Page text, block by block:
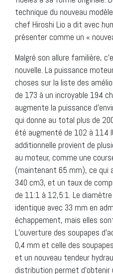
technique du nouveau
chef Hiroshi Lio a dit avec
présenter comme un «
Malgré son allure familière,
nouvelle. La puissance
choses sur la liste des
de 173 à un incroyable 194
augmente la puissance
qui donne au total plus de
été augmenté de 102 à 114
additionnelle provient de
au moteur, comme une
(maintenant 65 mm), ce qui
340 cm3, et un taux de
de 11:1 à 12,5:1. Le
identique avec 33 mm en
échappement, mais elles
L’ouverture des soupapes
0,4 mm et celle des
et un nouveau tendeur
distribution permet d’obtenir